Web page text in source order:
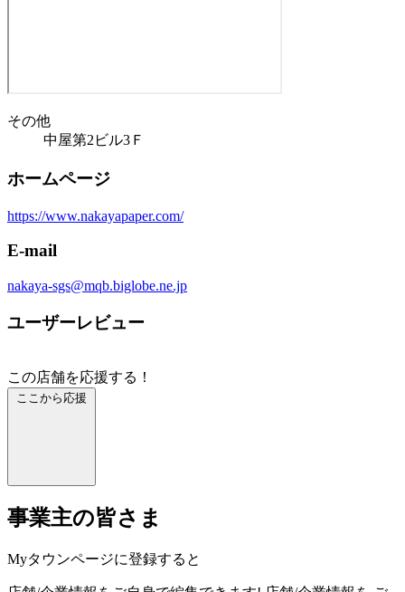
その他
中屋第2ビル3Ｆ
ホームページ
https://www.nakayapaper.com/
E-mail
nakaya-sgs@mqb.biglobe.ne.jp
ユーザーレビュー
この店舗を応援する！
ここから応援
事業主の皆さま
Myタウンページに登録すると